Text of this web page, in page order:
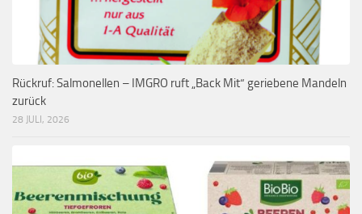
Rückruf: Salmonellen – IMGRO ruft „Back Mit“ geriebene Mandeln
zurück
28 JULI, 2026